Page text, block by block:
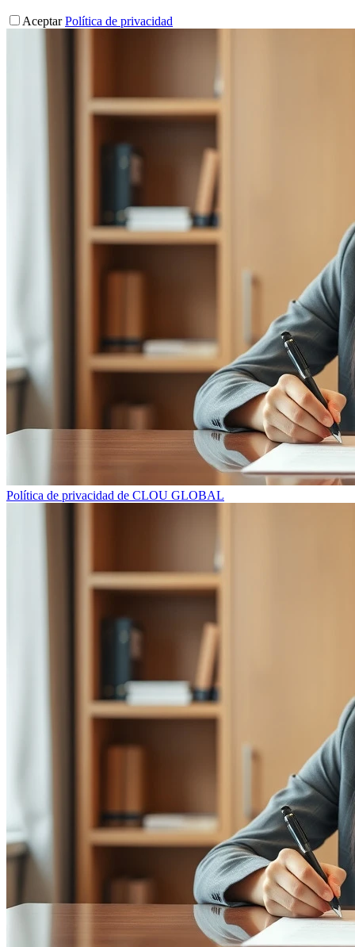
AceptarPolítica de privacidad
Política de privacidad de CLOU GLOBAL